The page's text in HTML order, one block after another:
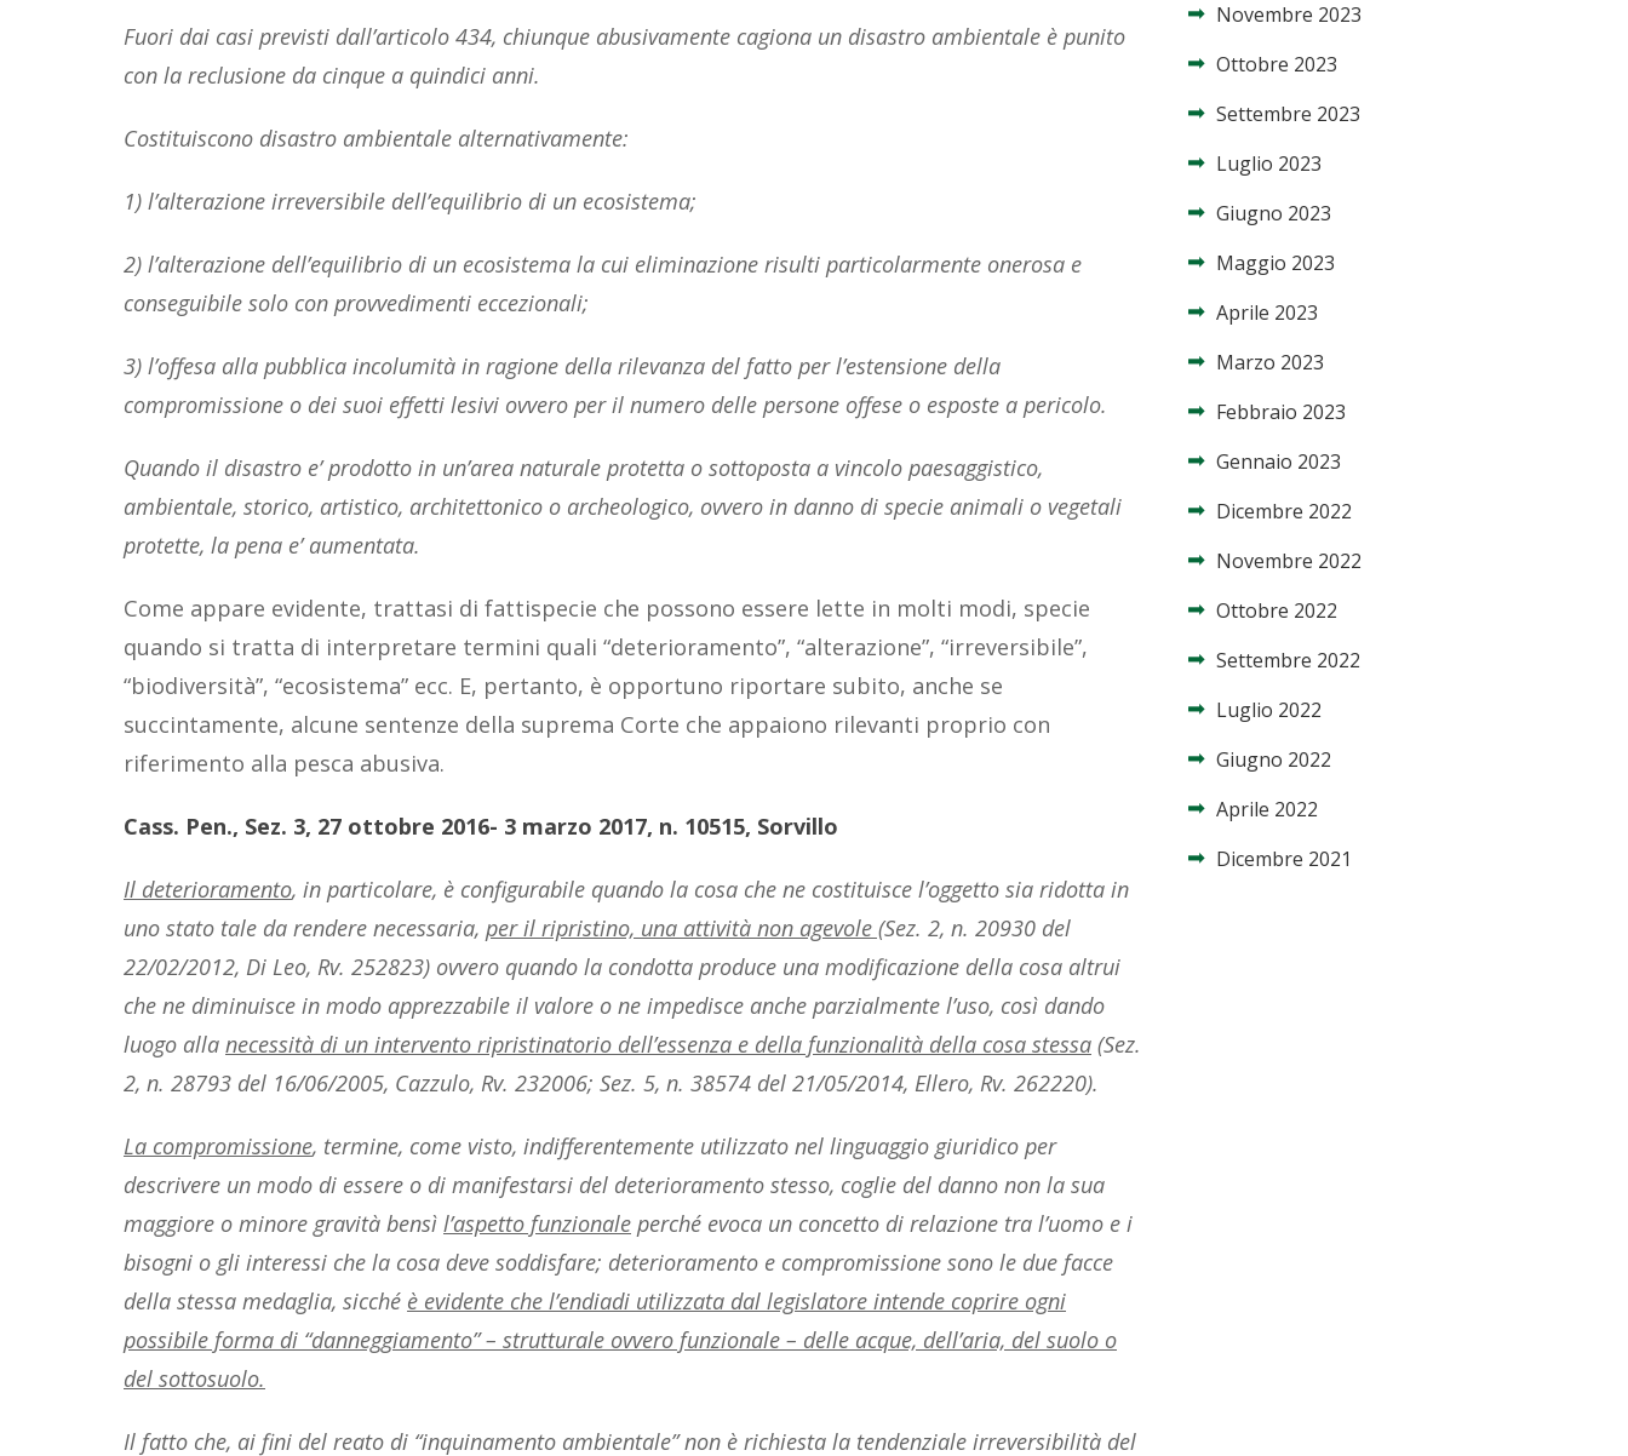
Fuori dai casi previsti dall’articolo 434, chiunque abusivamente cagiona un disastro ambientale è punito
con la reclusione da cinque a quindici anni.
Costituiscono disastro ambientale alternativamente:
1) l’alterazione irreversibile dell’equilibrio di un ecosistema;
2) l’alterazione dell’equilibrio di un ecosistema la cui eliminazione risulti particolarmente onerosa e
conseguibile solo con provvedimenti eccezionali;
3) l’offesa alla pubblica incolumità in ragione della rilevanza del fatto per l’estensione della
compromissione o dei suoi effetti lesivi ovvero per il numero delle persone offese o esposte a pericolo.
Quando il disastro e’ prodotto in un’area naturale protetta o sottoposta a vincolo paesaggistico,
ambientale, storico, artistico, architettonico o archeologico, ovvero in danno di specie animali o vegetali
protette, la pena e’ aumentata.
Come appare evidente, trattasi di fattispecie che possono essere lette in molti modi, specie
quando si tratta di interpretare termini quali “deterioramento”, “alterazione”, “irreversibile”,
“biodiversità”, “ecosistema” ecc. E, pertanto, è opportuno riportare subito, anche se
succintamente, alcune sentenze della suprema Corte che appaiono rilevanti proprio con
riferimento alla pesca abusiva.
Cass. Pen., Sez. 3, 27 ottobre 2016- 3 marzo 2017, n. 10515, Sorvillo
Il deterioramento, in particolare, è configurabile quando la cosa che ne costituisce l’oggetto sia ridotta in
uno stato tale da rendere necessaria, per il ripristino, una attività non agevole (Sez. 2, n. 20930 del
22/02/2012, Di Leo, Rv. 252823) ovvero quando la condotta produce una modificazione della cosa altrui
che ne diminuisce in modo apprezzabile il valore o ne impedisce anche parzialmente l’uso, così dando
luogo alla necessità di un intervento ripristinatorio dell’essenza e della funzionalità della cosa stessa (Sez.
2, n. 28793 del 16/06/2005, Cazzulo, Rv. 232006; Sez. 5, n. 38574 del 21/05/2014, Ellero, Rv. 262220).
La compromissione, termine, come visto, indifferentemente utilizzato nel linguaggio giuridico per
descrivere un modo di essere o di manifestarsi del deterioramento stesso, coglie del danno non la sua
maggiore o minore gravità bensì l’aspetto funzionale perché evoca un concetto di relazione tra l’uomo e i
bisogni o gli interessi che la cosa deve soddisfare; deterioramento e compromissione sono le due facce
della stessa medaglia, sicché è evidente che l’endiadi utilizzata dal legislatore intende coprire ogni
possibile forma di “danneggiamento” – strutturale ovvero funzionale – delle acque, dell’aria, del suolo o
del sottosuolo.
Il fatto che, ai fini del reato di “inquinamento ambientale” non è richiesta la tendenziale irreversibilità del
Novembre 2023
Ottobre 2023
Settembre 2023
Luglio 2023
Giugno 2023
Maggio 2023
Aprile 2023
Marzo 2023
Febbraio 2023
Gennaio 2023
Dicembre 2022
Novembre 2022
Ottobre 2022
Settembre 2022
Luglio 2022
Giugno 2022
Aprile 2022
Dicembre 2021